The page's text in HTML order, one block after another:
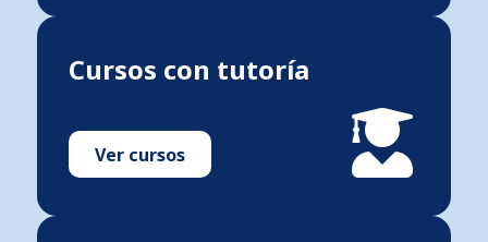
Cursos con tutoría
Ver cursos